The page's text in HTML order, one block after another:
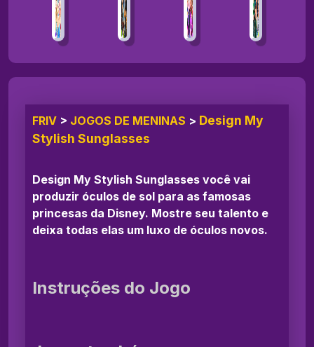
FRIV > JOGOS DE MENINAS > Design My
Stylish Sunglasses
Design My Stylish Sunglasses você vai
produzir óculos de sol para as famosas
princesas da Disney. Mostre seu talento e
deixa todas elas um luxo de óculos novos.
Instruções do Jogo